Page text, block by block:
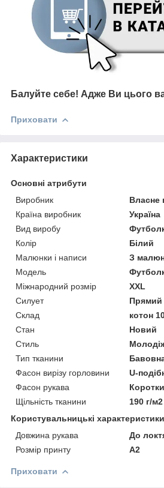
Балуйте себе! Адже Ви цього
Приховати
Характеристики
Основні атрибути
Виробник
Власне
Країна виробник
Україна
Вид виробу
Колір
Білий
Малюнки і написи
З
Модель
Міжнародний розмір
XXL
Силует
Прямий
Склад
котон
Стан
Новий
Стиль
Тип тканини
Фасон вирізу горловини
U-
Фасон рукава
Щільність тканини
190 г/м2
Користувальницькі характеристики
Довжина рукава
До
Розмір принту
A2
Приховати